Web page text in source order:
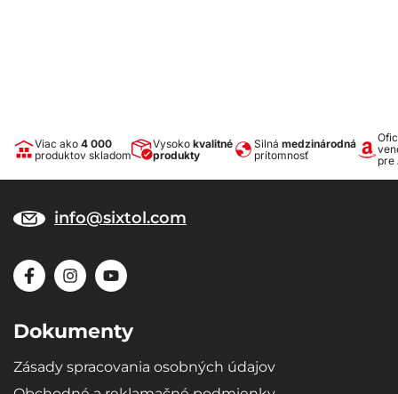
Viac ako 4 000
produktov skladom
Vysoko kvalitné
produkty
Silná medzinárodná
prítomnosť
pre
info@sixtol.com
Dokumenty
Zásady spracovania osobných údajov